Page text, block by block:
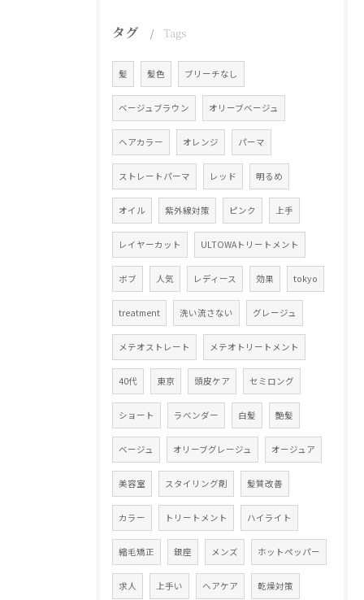
タグ Tags
髪 髪色 ブリーチなし
ベージュブラウン オリーブベージュ
ヘアカラー オレンジ パーマ
ストレートパーマ レッド 明るめ
オイル 紫外線対策 ピンク 上手
レイヤーカット ULTOWAトリートメント
ボブ 人気 レディース 効果 tokyo
treatment 洗い流さない グレージュ
メテオストレート メテオトリートメント
40代 東京 頭皮ケア セミロング
ショート ラベンダー 白髪 艶髪
ベージュ オリーブグレージュ オージュア
美容室 スタイリング剤 髪質改善
カラー トリートメント ハイライト
縮毛矯正 銀座 メンズ ホットペッパー
求人 上手い ヘアケア 乾燥対策